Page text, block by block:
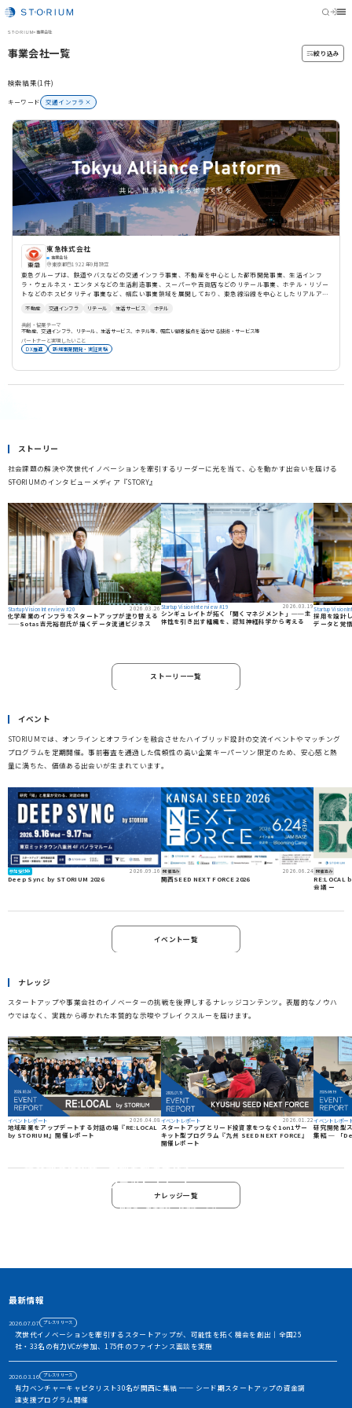
>事業会社
事業会社一覧 絞り込み
検索結果(1件)
キーワード 交通インフラ
東急株式会社
事業会社
東京都 1922年9月設立
東急グループは、鉄道やバスなどの交通インフラ事業、不動産を中心とした都市開発事業、生活インフ
ラ・ウェルネス・エンタメなどの生活創造事業、スーパーや百貨店などのリテール事業、ホテル・リゾー
トなどのホスピタリティ事業など、幅広い事業領域を展開しており、東急線沿線を中心としたリアルア
り対等且つ双方向のコミュニケーションによる事業共創を推進し、既存ビジネスの構造改革を目指す。
不動産 交通インフラ リテール 生活サービス ホテル
共創・協業テーマ
不動産、交通インフラ、リテール、生活サービス、ホテル等、幅広い顧客接点を活かせる技術・サービス等
パートナーと実現したいこと
DX推進
新規事業開発・実証実験
ストーリー
社会課題の解決や次世代イノベーションを牽引するリーダーに光を当て、心を動かす出会いを届ける
――STORIUMのインタビューメディア『STORY』
Startup Vision Interview #20 2026.03.26
化学産業のインフラをスタートアップが塗り替える
——Sotas吉元裕樹氏が描くデータ流通ビジネス
Startup Vision Interview #19 2026.03.19
シンギュレイトが拓く「聞くマネジメント」──主
体性を引き出す組織を、認知神経科学から考える
Startup Vision
採用を設計
データと覚
ストーリー一覧
イベント
STORIUMでは、オンラインとオフラインを融合させたハイブリッド設計の交流イベントやマッチング
プログラムを定期開催。事前審査を通過した信頼性の高い企業キーパーソン限定のため、安心感と熱
量に満ちた、価値ある出会いが生まれています。
参加受付中 2026.09.16
Deep Sync by STORIUM 2026
開催済み 2026.06.24
関西SEED NEXT FORCE 2026
開催済み
RE:LOCAL
会議 ー
イベント一覧
ナレッジ
スタートアップや事業会社のイノベーターの挑戦を後押しするナレッジコンテンツ。表層的なノウハ
ウではなく、実践から導かれた本質的な示唆やブレイクスルーを届けます。
イベントレポート 2026.04.08
地域産業をアップデートする対話の場『RE:LOCAL
by STORIUM』開催レポート
イベントレポート 2026.01.22
スタートアップとリード投資家をつなぐ1on1サー
キット型プログラム『九州 SEED NEXT FORCE』
開催レポート
イベントレポー
研究開発型
集結 ─ 「
ナレッジ一覧
資金調達や協業・共創を加速させる
イノベーション・プラットフォーム
STORIUMは、スタートアップ、投資家、事業会社、自治体、アカ
最新情報
2026.07.07 プレスリリース
次世代イノベーションを牽引するスタートアップが、可能性を拓く機会を創出｜全国25
社・33名の有力VCが参加、175件のファイナンス面談を実施
2026.03.16 プレスリリース
有力ベンチャーキャピタリスト30名が関西に集結 ── シード期スタートアップの資金調
達支援プログラム開催